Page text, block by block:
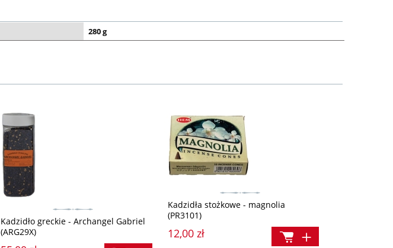
280 g
Kadzidło greckie - Archangel Gabriel
(ARG29X)
Kadzidła stożkowe - magnolia
(PR3101)
12,00 zł